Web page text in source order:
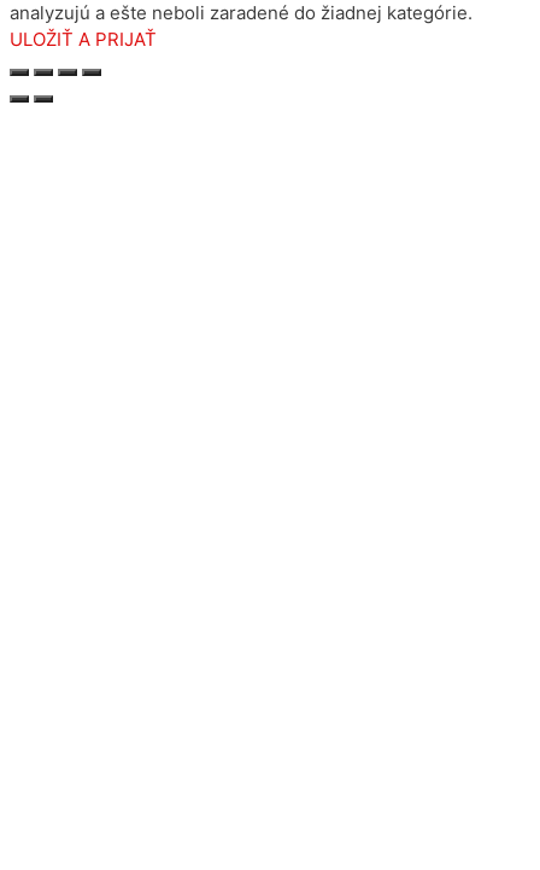
analyzujú a ešte neboli zaradené do žiadnej kategórie.
ULOŽIŤ A PRIJAŤ